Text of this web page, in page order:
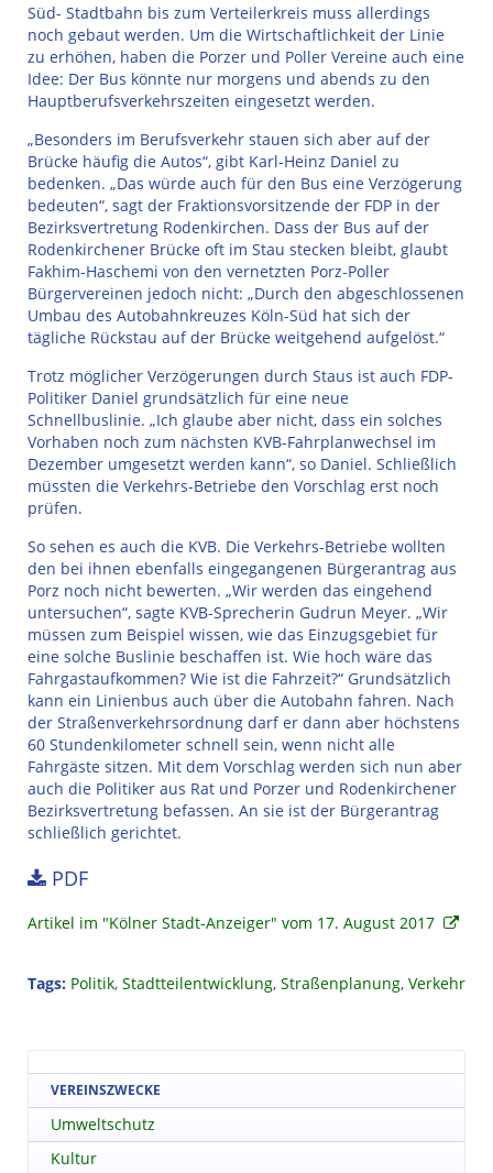
Süd- Stadtbahn bis zum Verteilerkreis muss allerdings
noch gebaut werden. Um die Wirtschaftlichkeit der Linie
zu erhöhen, haben die Porzer und Poller Vereine auch eine
Idee: Der Bus könnte nur morgens und abends zu den
Hauptberufsverkehrszeiten eingesetzt werden.
„Besonders im Berufsverkehr stauen sich aber auf der
Brücke häufig die Autos“, gibt Karl-Heinz Daniel zu
bedenken. „Das würde auch für den Bus eine Verzögerung
bedeuten“, sagt der Fraktionsvorsitzende der FDP in der
Bezirksvertretung Rodenkirchen. Dass der Bus auf der
Rodenkirchener Brücke oft im Stau stecken bleibt, glaubt
Fakhim-Haschemi von den vernetzten Porz-Poller
Bürgervereinen jedoch nicht: „Durch den abgeschlossenen
Umbau des Autobahnkreuzes Köln-Süd hat sich der
tägliche Rückstau auf der Brücke weitgehend aufgelöst.“
Trotz möglicher Verzögerungen durch Staus ist auch FDP-
Politiker Daniel grundsätzlich für eine neue
Schnellbuslinie. „Ich glaube aber nicht, dass ein solches
Vorhaben noch zum nächsten KVB-Fahrplanwechsel im
Dezember umgesetzt werden kann“, so Daniel. Schließlich
müssten die Verkehrs-Betriebe den Vorschlag erst noch
prüfen.
So sehen es auch die KVB. Die Verkehrs-Betriebe wollten
den bei ihnen ebenfalls eingegangenen Bürgerantrag aus
Porz noch nicht bewerten. „Wir werden das eingehend
untersuchen“, sagte KVB-Sprecherin Gudrun Meyer. „Wir
müssen zum Beispiel wissen, wie das Einzugsgebiet für
eine solche Buslinie beschaffen ist. Wie hoch wäre das
Fahrgastaufkommen? Wie ist die Fahrzeit?“ Grundsätzlich
kann ein Linienbus auch über die Autobahn fahren. Nach
der Straßenverkehrsordnung darf er dann aber höchstens
60 Stundenkilometer schnell sein, wenn nicht alle
Fahrgäste sitzen. Mit dem Vorschlag werden sich nun aber
auch die Politiker aus Rat und Porzer und Rodenkirchener
Bezirksvertretung befassen. An sie ist der Bürgerantrag
schließlich gerichtet.
PDF
Artikel im "Kölner Stadt-Anzeiger" vom 17. August 2017
Tags: Politik, Stadtteilentwicklung, Straßenplanung, Verkehr
VEREINSZWECKE
Umweltschutz
Kultur